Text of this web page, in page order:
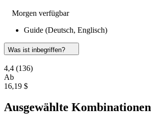
Morgen verfügbar
Guide (Deutsch, Englisch)
Was ist inbegriffen?
4,4 (136)
Ab
16,19 $
Ausgewählte Kombinationen